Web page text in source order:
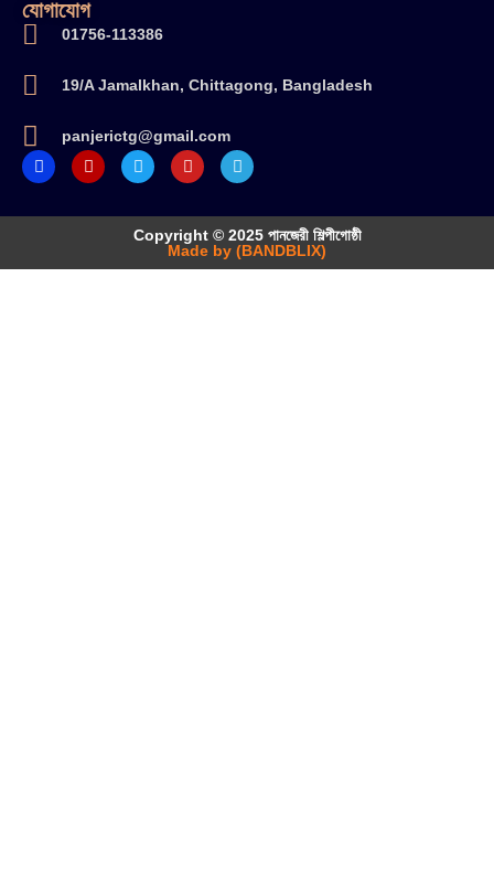
যোগাযোগ
01756-113386
19/A Jamalkhan, Chittagong, Bangladesh
panjerictg@gmail.com
Copyright © 2025 পানজেরী শিল্পীগোষ্ঠী
Made by (BANDBLIX)